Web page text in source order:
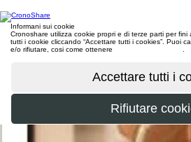
Informani sui cookie
Cronoshare utilizza cookie propri e di terze parti per fini
tutti i cookie cliccando “Accettare tutti i cookies”. Puoi
e/o rifiutare, cosi come ottenere